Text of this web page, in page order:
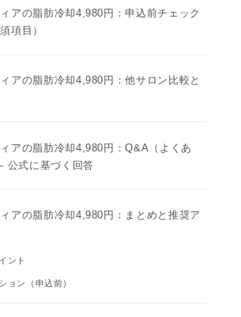
アの脂肪冷却4,980円：申込前チェック
項目）
アの脂肪冷却4,980円：他サロン比較と
アの脂肪冷却4,980円：Q&A（よくあ
公式に基づく回答
アの脂肪冷却4,980円：まとめと推奨ア
ント
ョン（申込前）